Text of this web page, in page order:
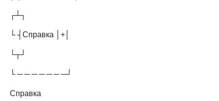
┌┴┐
└ ┤Справка │+│
└┬┘
└ ─ ─ ─ ─ ─ ─ ─┘
Справка